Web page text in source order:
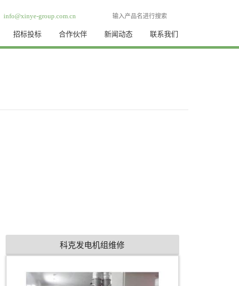
info@xinye-group.com.cn
招标投标 合作伙伴 新闻动态 联系我们
科克发电机组维修